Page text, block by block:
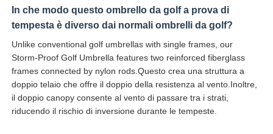
In che modo questo ombrello da golf a prova di
tempesta è diverso dai normali ombrelli da golf?
Unlike conventional golf umbrellas with single frames, our
Storm-Proof Golf Umbrella features two reinforced fiberglass
frames connected by nylon rods.Questo crea una struttura a
doppio telaio che offre il doppio della resistenza al vento.Inoltre,
il doppio canopy consente al vento di passare tra i strati,
riducendo il rischio di inversione durante le tempeste.